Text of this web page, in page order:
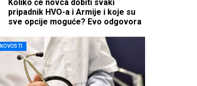
Koliko će novca dobiti svaki
pripadnik HVO-a i Armije i koje su
sve opcije moguće? Evo odgovora
NOVOSTI